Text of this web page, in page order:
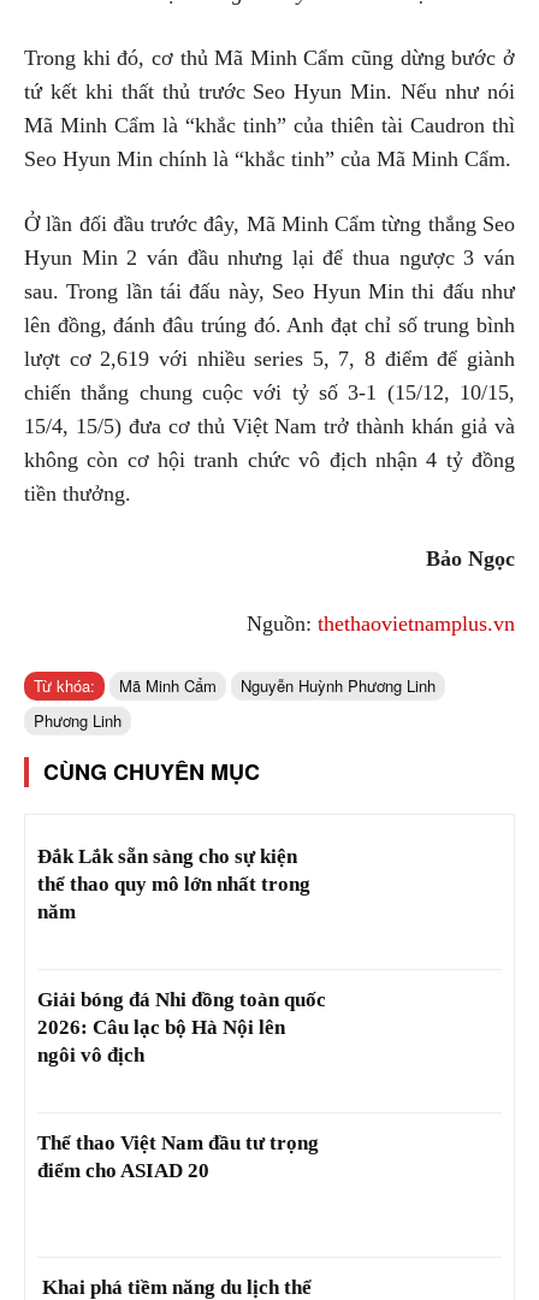
Trong khi đó, cơ thủ Mã Minh Cẩm cũng dừng bước ở
tứ kết khi thất thủ trước Seo Hyun Min. Nếu như nói
Mã Minh Cẩm là “khắc tinh” của thiên tài Caudron thì
Seo Hyun Min chính là “khắc tinh” của Mã Minh Cẩm.
Ở lần đối đầu trước đây, Mã Minh Cẩm từng thắng Seo
Hyun Min 2 ván đầu nhưng lại để thua ngược 3 ván
sau. Trong lần tái đấu này, Seo Hyun Min thi đấu như
lên đồng, đánh đâu trúng đó. Anh đạt chỉ số trung bình
lượt cơ 2,619 với nhiều series 5, 7, 8 điểm để giành
chiến thắng chung cuộc với tỷ số 3-1 (15/12, 10/15,
15/4, 15/5) đưa cơ thủ Việt Nam trở thành khán giả và
không còn cơ hội tranh chức vô địch nhận 4 tỷ đồng
tiền thưởng.
Bảo Ngọc
Nguồn: thethaovietnamplus.vn
Từ khóa: Mã Minh Cẩm
Nguyễn Huỳnh Phương Linh
Phương Linh
CÙNG CHUYÊN MỤC
Đắk Lắk sẵn sàng cho sự kiện
thể thao quy mô lớn nhất trong
năm
Giải bóng đá Nhi đồng toàn quốc
2026: Câu lạc bộ Hà Nội lên
ngôi vô địch
Thể thao Việt Nam đầu tư trọng
điểm cho ASIAD 20
Khai phá tiềm năng du lịch thể